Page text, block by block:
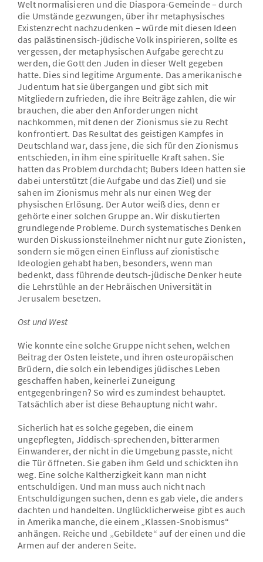
Welt normalisieren und die Diaspora-Gemeinde – durch
die Umstände gezwungen, über ihr metaphysisches
Existenzrecht nachzudenken – würde mit diesen Ideen
das palästinensisch-jüdische Volk inspirieren, sollte es
vergessen, der metaphysischen Aufgabe gerecht zu
werden, die Gott den Juden in dieser Welt gegeben
hatte. Dies sind legitime Argumente. Das amerikanische
Judentum hat sie übergangen und gibt sich mit
Mitgliedern zufrieden, die ihre Beiträge zahlen, die wir
brauchen, die aber den Anforderungen nicht
nachkommen, mit denen der Zionismus sie zu Recht
konfrontiert. Das Resultat des geistigen Kampfes in
Deutschland war, dass jene, die sich für den Zionismus
entschieden, in ihm eine spirituelle Kraft sahen. Sie
hatten das Problem durchdacht; Bubers Ideen hatten sie
dabei unterstützt (die Aufgabe und das Ziel) und sie
sahen im Zionismus mehr als nur einen Weg der
physischen Erlösung. Der Autor weiß dies, denn er
gehörte einer solchen Gruppe an. Wir diskutierten
grundlegende Probleme. Durch systematisches Denken
wurden Diskussionsteilnehmer nicht nur gute Zionisten,
sondern sie mögen einen Einfluss auf zionistische
Ideologien gehabt haben, besonders, wenn man
bedenkt, dass führende deutsch-jüdische Denker heute
die Lehrstühle an der Hebräischen Universität in
Jerusalem besetzen.
Ost und West
Wie konnte eine solche Gruppe nicht sehen, welchen
Beitrag der Osten leistete, und ihren osteuropäischen
Brüdern, die solch ein lebendiges jüdisches Leben
geschaffen haben, keinerlei Zuneigung
entgegenbringen? So wird es zumindest behauptet.
Tatsächlich aber ist diese Behauptung nicht wahr.
Sicherlich hat es solche gegeben, die einem
ungepflegten, Jiddisch-sprechenden, bitterarmen
Einwanderer, der nicht in die Umgebung passte, nicht
die Tür öffneten. Sie gaben ihm Geld und schickten ihn
weg. Eine solche Kaltherzigkeit kann man nicht
entschuldigen. Und man muss auch nicht nach
Entschuldigungen suchen, denn es gab viele, die anders
dachten und handelten. Unglücklicherweise gibt es auch
in Amerika manche, die einem „Klassen-Snobismus“
anhängen. Reiche und „Gebildete“ auf der einen und die
Armen auf der anderen Seite.